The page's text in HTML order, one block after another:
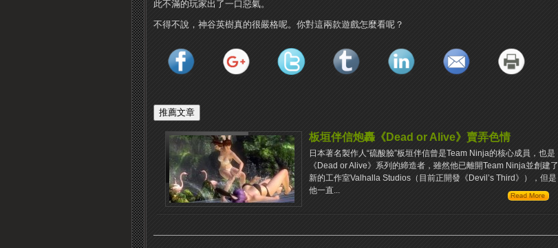
此不滿的玩家出了一口惡氣。
不得不說，神谷英樹真的很嚴格呢。你對這兩款遊戲怎麼看呢？
板垣伴信炮轟《Dead or Alive》賣弄色情
日本著名製作人“硫酸臉”板垣伴信曾是Team Ninja的核心成員，也是
《Dead or Alive》系列的締造者，雖然他已離開Team Ninja並創建了
新的工作室Valhalla Studios（目前正開發《Devil’s Third》），但是
他一直...